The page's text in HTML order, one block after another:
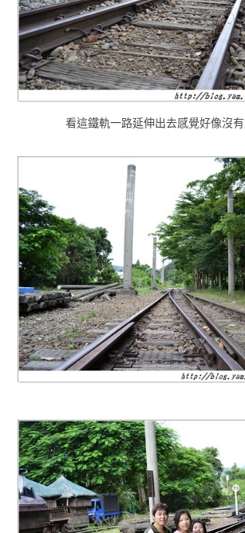
看這鐵軌一路延伸出去感覺好像沒